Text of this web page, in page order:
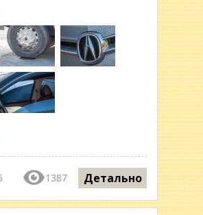
1387 Детально